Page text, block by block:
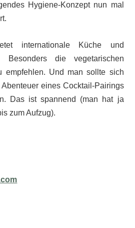
Hygiene-Konzept nun mal
internationale Küche und
Besonders die vegetarischen
empfehlen. Und man sollte sich
eines Cocktail-Pairings
Das ist spannend (man hat ja
zum Aufzug).